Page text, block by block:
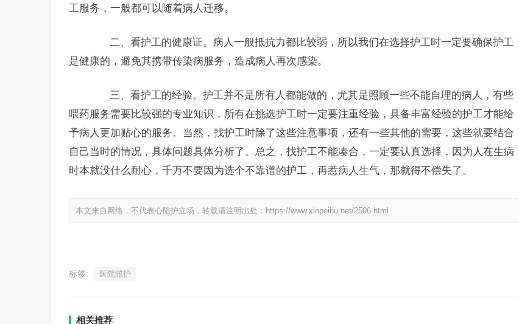
工服务，一般都可以随着病人迁移。
二、看护工的健康证。病人一般抵抗力都比较弱，所以我们在选择护工时一定要确保护工
是健康的，避免其携带传染病服务，造成病人再次感染。
三、看护工的经验。护工并不是所有人都能做的，尤其是照顾一些不能自理的病人，有些
喂药服务需要比较强的专业知识，所有在挑选护工时一定要注重经验，具备丰富经验的护工才能给
予病人更加贴心的服务。当然，找护工时除了这些注意事项，还有一些其他的需要，这些就要结合
自己当时的情况，具体问题具体分析了。总之，找护工不能凑合，一定要认真选择，因为人在生病
时本就没什么耐心，千万不要因为选个不靠谱的护工，再惹病人生气，那就得不偿失了。
本文来自网络，不代表心陪护立场，转载请注明出处：https://www.xinpeihu.net/2506.html
标签: 医院陪护
相关推荐